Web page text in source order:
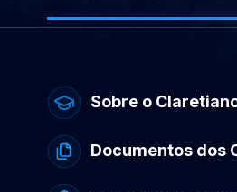
Sobre o
Documentos dos